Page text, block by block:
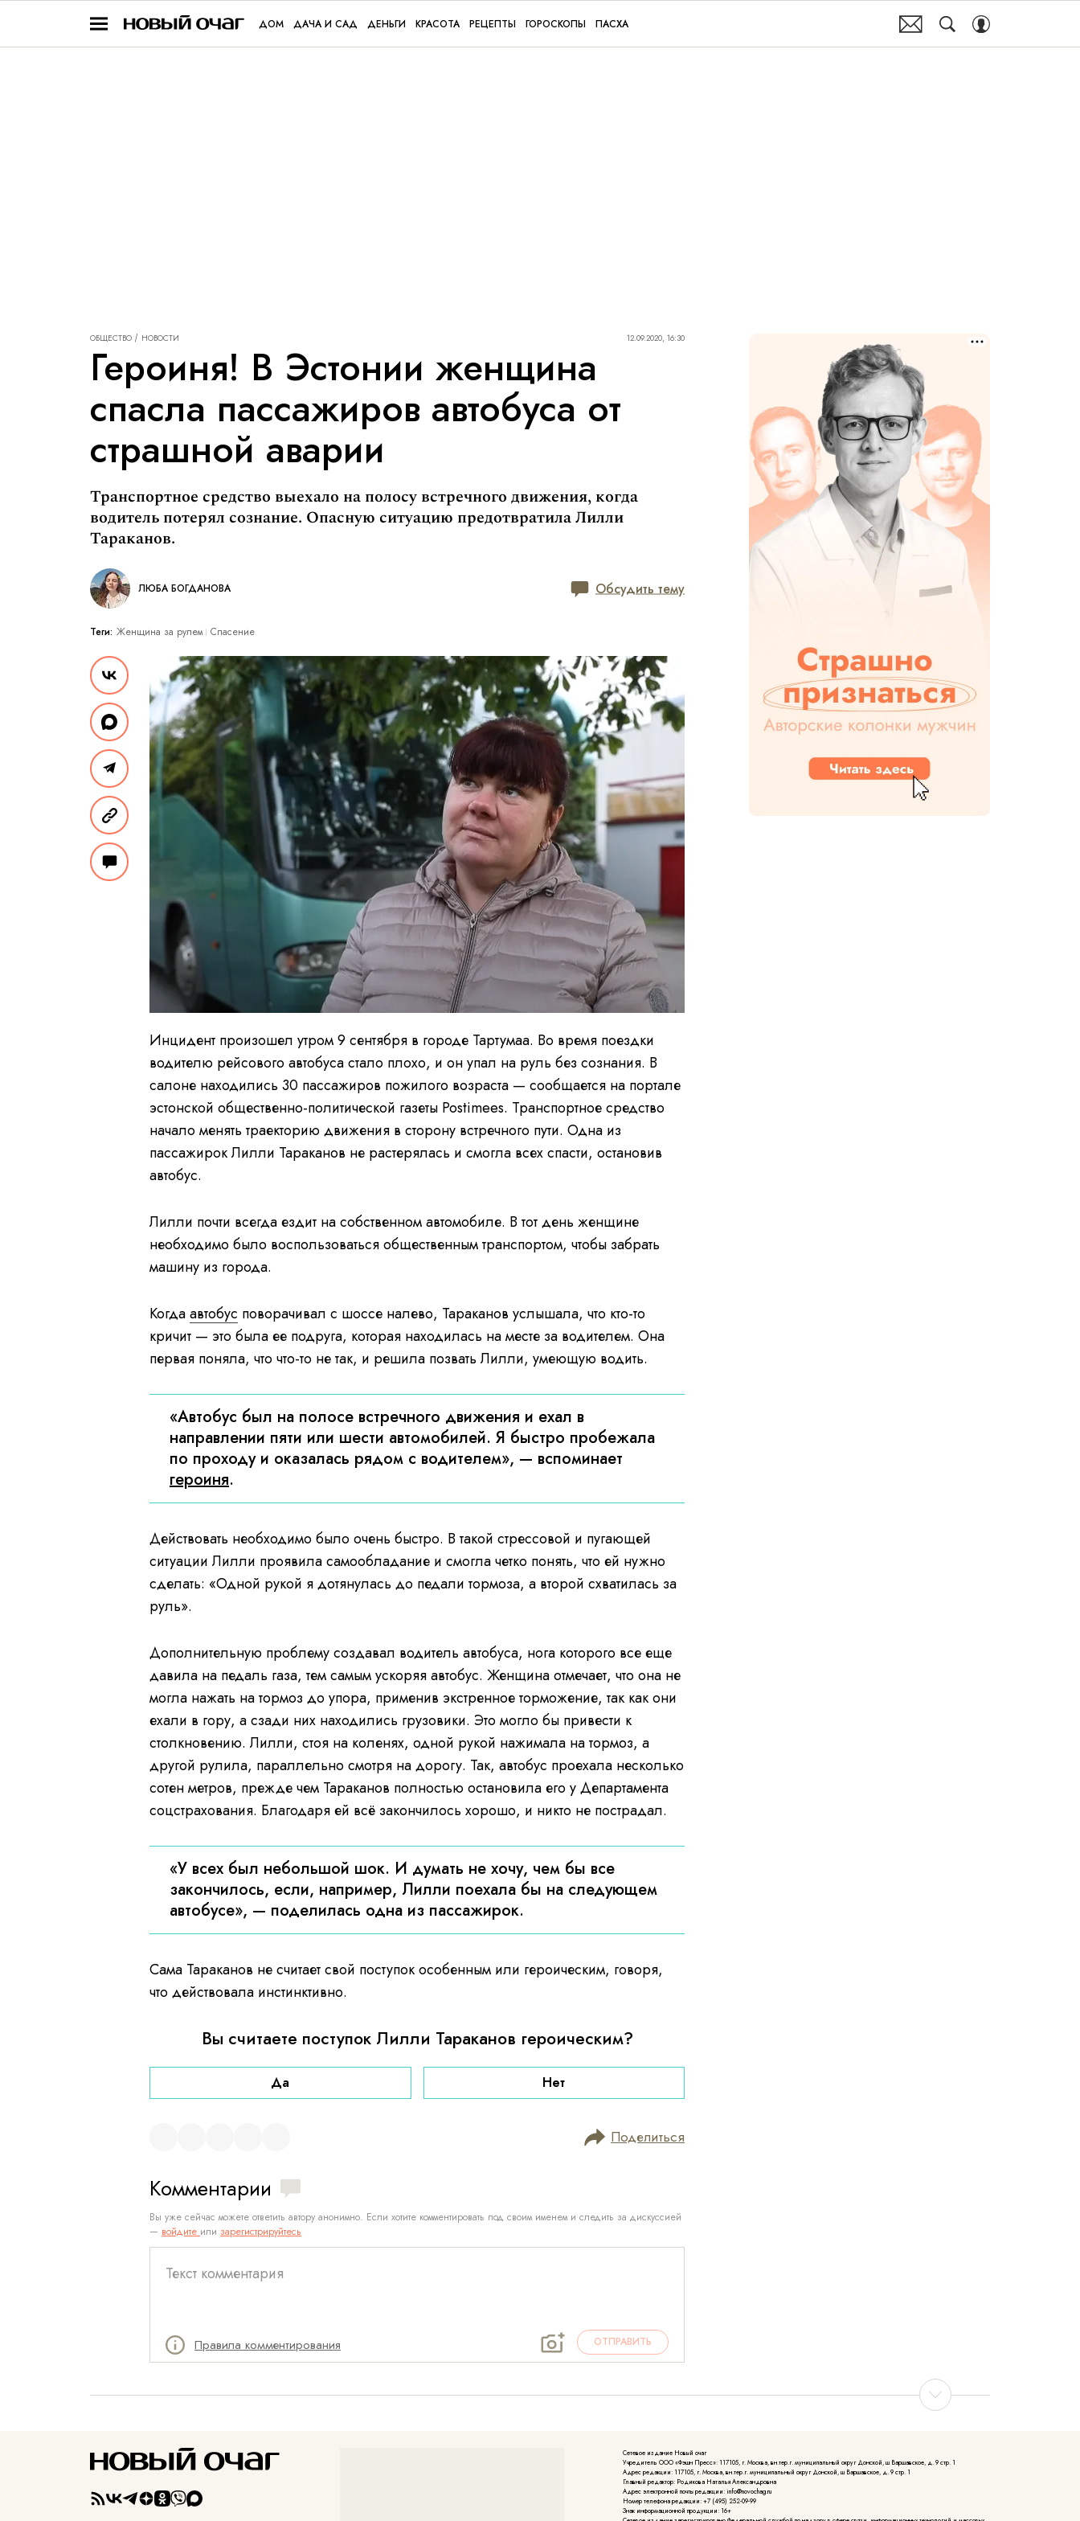
ДОМ ДАЧА И САД ДЕНЬГИ КРАСОТА РЕЦЕПТЫ ГОРОСКОПЫ ПАСХА
ОБЩЕСТВО НОВОСТИ 12.09.2020, 16:30
Героиня! В Эстонии женщина
спасла пассажиров автобуса от
страшной аварии
Транспортное средство выехало на полосу встречного движения, когда
водитель потерял сознание. Опасную ситуацию предотвратила Лилли
Тараканов.
ЛЮБА БОГДАНОВА Обсудить тему
Теги: Женщина за рулем Спасение
Инцидент произошел утром 9 сентября в городе Тартумаа. Во время поездки
водителю рейсового автобуса стало плохо, и он упал на руль без сознания. В
салоне находились 30 пассажиров пожилого возраста — сообщается на портале
эстонской общественно-политической газеты Postimees. Транспортное средство
начало менять траекторию движения в сторону встречного пути. Одна из
пассажирок Лилли Тараканов не растерялась и смогла всех спасти, остановив
автобус.
Лилли почти всегда ездит на собственном автомобиле. В тот день женщине
необходимо было воспользоваться общественным транспортом, чтобы забрать
машину из города.
Когдаавтобус поворачивал с шоссе налево, Тараканов услышала, что кто-то
кричит — это была ее подруга, которая находилась на месте за водителем. Она
первая поняла, что что-то не так, и решила позвать Лилли, умеющую водить.
«Автобус был на полосе встречного движения и ехал в
направлении пяти или шести автомобилей. Я быстро пробежала
по проходу и оказалась рядом с водителем», — вспоминает
героиня.
Действовать необходимо было очень быстро. В такой стрессовой и пугающей
ситуации Лилли проявила самообладание и смогла четко понять, что ей нужно
сделать: «Одной рукой я дотянулась до педали тормоза, а второй схватилась за
руль».
Дополнительную проблему создавал водитель автобуса, нога которого все еще
давила на педаль газа, тем самым ускоряя автобус. Женщина отмечает, что она не
могла нажать на тормоз до упора, применив экстренное торможение, так как они
ехали в гору, а сзади них находились грузовики. Это могло бы привести к
столкновению. Лилли, стоя на коленях, одной рукой нажимала на тормоз, а
другой рулила, параллельно смотря на дорогу. Так, автобус проехала несколько
сотен метров, прежде чем Тараканов полностью остановила его у Департамента
соцстрахования. Благодаря ей всё закончилось хорошо, и никто не пострадал.
«У всех был небольшой шок. И думать не хочу, чем бы все
закончилось, если, например, Лилли поехала бы на следующем
автобусе», — поделилась одна из пассажирок.
Сама Тараканов не считает свой поступок особенным или героическим, говоря,
что действовала инстинктивно.
Вы считаете поступок Лилли Тараканов героическим?
Да Нет
Поделиться
Комментарии
Вы уже сейчас можете ответить автору анонимно. Если хотите комментировать под своим именем и следить за дискуссией
— войдите или зарегистрируйтесь
Правила комментирования ОТПРАВИТЬ
Сетевое издание Новый очаг
Учредитель ООО «Фэшн Пресс»: 117105, г. Москва, вн.тер.г. муниципальный округ Донской, ш Варшавское, д. 9 стр. 1
Адрес редакции: 117105, г. Москва, вн.тер.г. муниципальный округ Донской, ш Варшавское, д. 9 стр. 1
Главный редактор: Родикова Наталья Александровна
Адрес электронной почты редакции: info@novochag.ru
Номер телефона редакции: +7 (495) 252-09-99
Знак информационной продукции: 16+